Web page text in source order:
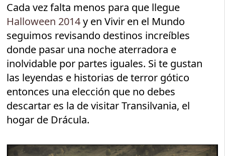
Cada vez falta menos para que llegue
Halloween 2014y en Vivir en el Mundo
seguimos revisando destinos increíbles
donde pasar una noche aterradora e
inolvidable por partes iguales. Si te gustan
las leyendas e historias de terror gótico
entonces una elección que no debes
descartar es la de visitar Transilvania, el
hogar de Drácula.